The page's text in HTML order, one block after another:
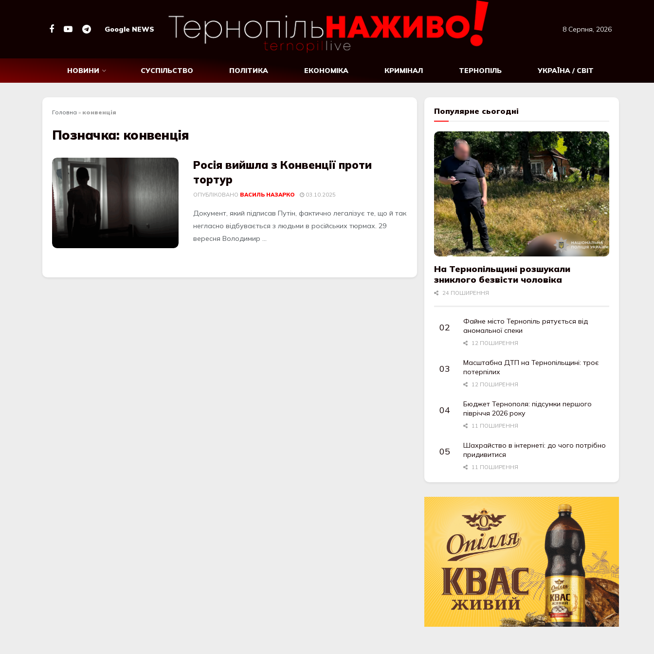
Google NEWS 8 Серпня, 2026
НОВИНИ СУСПІЛЬСТВО ПОЛІТИКА ЕКОНОМІКА КРИМІНАЛ ТЕРНОПІЛЬ УКРАЇНА / СВІТ
Головна » конвенція
Позначка: конвенція
Росія вийшла з Конвенції проти
тортур
ОПУБЛІКОВАНО ВАСИЛЬ НАЗАРКО 03.10.2025
Документ, який підписав Путін, фактично легалізує те, що й так
негласно відбувається з людьми в російських тюрмах. 29
вересня Володимир ...
Популярне сьогодні
На Тернопільщині розшукали
зниклого безвісти чоловіка
24 ПОШИРЕННЯ
Файне місто Тернопіль рятується від
аномальної спеки
12 ПОШИРЕННЯ
Масштабна ДТП на Тернопільщині: троє
потерпілих
12 ПОШИРЕННЯ
Бюджет Тернополя: підсумки першого
півріччя 2026 року
11 ПОШИРЕННЯ
Шахрайство в інтернеті: до чого потрібно
придивитися
11 ПОШИРЕННЯ